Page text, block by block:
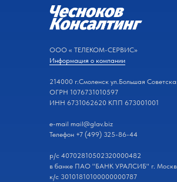
ООО « ТЕЛЕКОМ-СЕРВИС»
Информация о компании
214000 г.Смоленск ул.Большая
ОГРН 1076731010597
ИНН 6731062620 КПП 673001001
e-mail mail@glav.biz
Телефон +7 (499) 325-86-44
р/с 40702810502320000482
в банке ПАО "БАНК УРАЛСИБ" г.
к/с 30101810100000000787